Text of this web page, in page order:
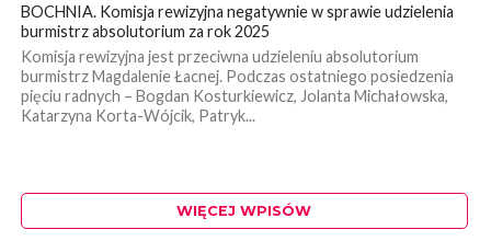
BOCHNIA. Komisja rewizyjna negatywnie w sprawie udzielenia
burmistrz absolutorium za rok 2025
Komisja rewizyjna jest przeciwna udzieleniu absolutorium
burmistrz Magdalenie Łacnej. Podczas ostatniego posiedzenia
pięciu radnych – Bogdan Kosturkiewicz, Jolanta Michałowska,
Katarzyna Korta-Wójcik, Patryk...
WIĘCEJ WPISÓW